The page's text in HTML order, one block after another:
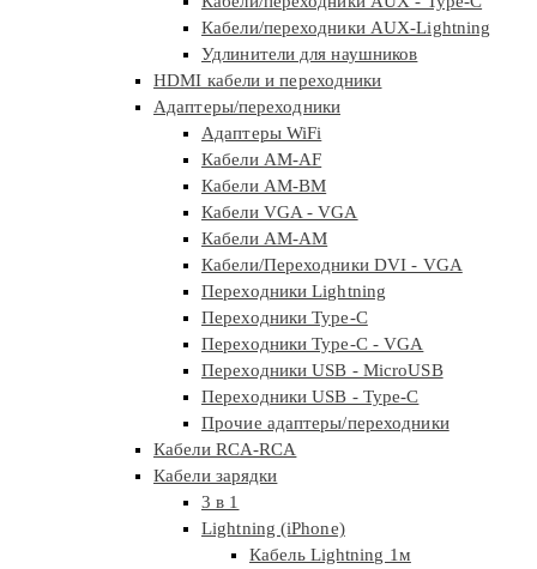
Кабели/переходники AUX-Lightning
Удлинители для наушников
HDMI кабели и переходники
Адаптеры/переходники
Адаптеры WiFi
Кабели AM-AF
Кабели AM-BM
Кабели VGA - VGA
Кабели АМ-АМ
Кабели/Переходники DVI - VGA
Переходники Lightning
Переходники Type-C
Переходники Type-C - VGA
Переходники USB - MicroUSB
Переходники USB - Type-C
Прочие адаптеры/переходники
Кабели RCA-RCA
Кабели зарядки
3 в 1
Lightning (iPhone)
Кабель Lightning 1м